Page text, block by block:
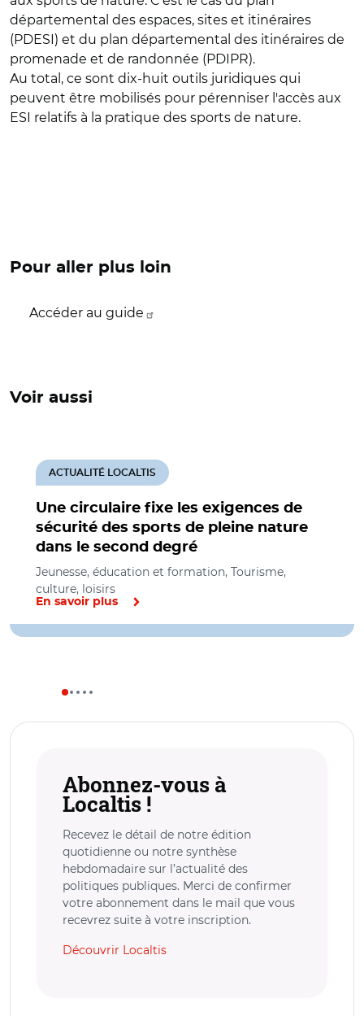
départemental des espaces, sites et itinéraires
(PDESI) et du plan départemental des itinéraires de
promenade et de randonnée (PDIPR).
Au total, ce sont dix-huit outils juridiques qui
peuvent être mobilisés pour pérenniser l'accès aux
ESI relatifs à la pratique des sports de nature.
Pour aller plus loin
Accéder au guide
Voir aussi
Une circulaire fixe les exigences de
sécurité des sports de pleine nature
dans le second degré
ACTUALITÉ LOCALTIS
Jeunesse, éducation et formation, Tourisme,
culture, loisirs
En savoir plus
Abonnez-vous à
Localtis !
Recevez le détail de notre édition
quotidienne ou notre synthèse
hebdomadaire sur l’actualité des
politiques publiques. Merci de confirmer
votre abonnement dans le mail que vous
recevrez suite à votre inscription.
Découvrir Localtis